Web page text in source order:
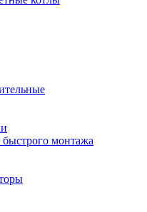
быстрого монтажа